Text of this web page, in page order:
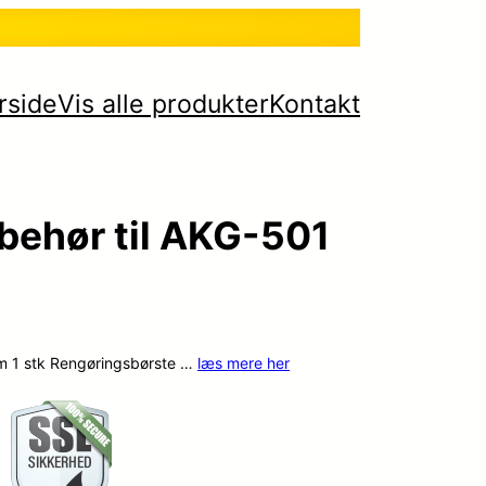
Vis alle produkterKontakt
til AKG-501
1 stk Rengøringsbørste … læs mere her